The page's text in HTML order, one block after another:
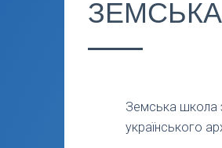
Земська школа
українського